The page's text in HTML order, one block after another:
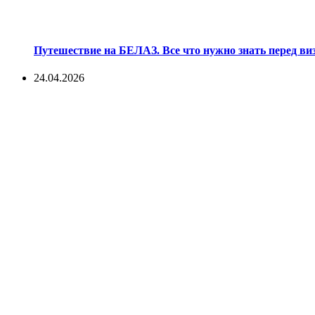
Путешествие на БЕЛАЗ. Все что нужно знать перед
24.04.2026